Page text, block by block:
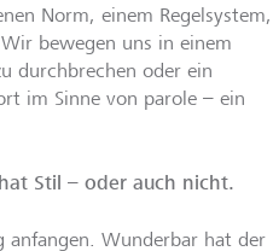
Norm, einem Regelsystem,
bewegen uns in einem
durchbrechen oder ein
im Sinne von parole – ein
Stil – oder auch nicht.
anfangen. Wunderbar hat der